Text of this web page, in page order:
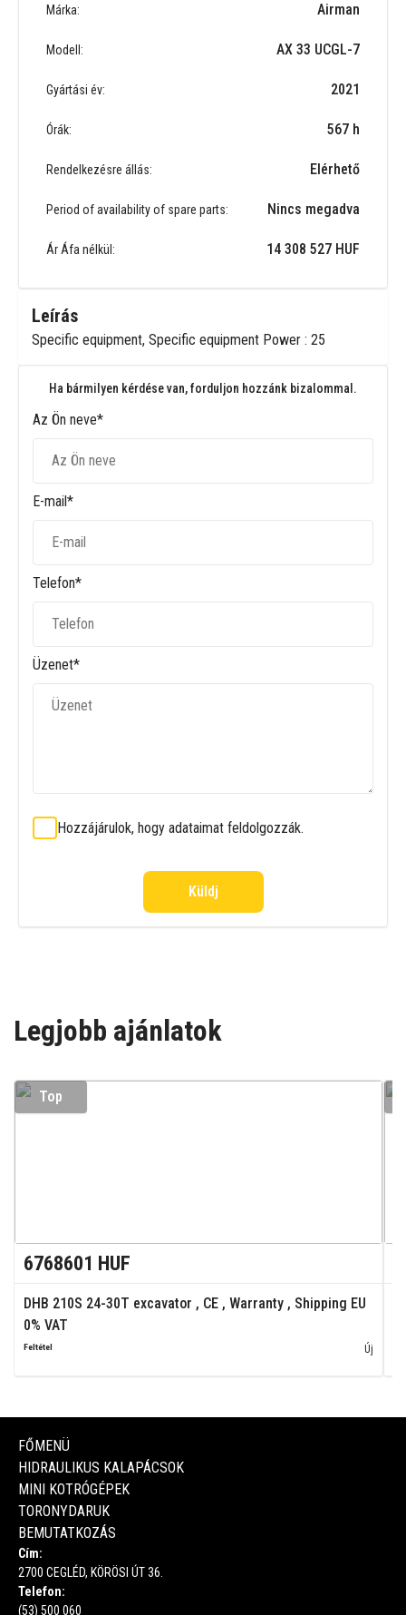
Márka: Airman
Modell: AX 33 UCGL-7
Gyártási év: 2021
Órák: 567 h
Rendelkezésre állás: Elérhető
Period of availability of spare parts: Nincs megadva
Ár Áfa nélkül: 14 308 527 HUF
Leírás
Specific equipment, Specific equipment Power : 25
Ha bármilyen kérdése van, forduljon hozzánk bizalommal.
Az Ön neve*
E-mail*
Telefon*
Üzenet*
Hozzájárulok, hogy adataimat feldolgozzák.
Küldj
Legjobb ajánlatok
Top
6768601 HUF
DHB 210S 24-30T excavator , CE , Warranty , Shipping EU
0% VAT
Feltétel Új
FŐMENÜ
HIDRAULIKUS KALAPÁCSOK
MINI KOTRÓGÉPEK
TORONYDARUK
BEMUTATKOZÁS
Cím:
2700 CEGLÉD, KÖRÖSI ÚT 36.
Telefon:
(53) 500 060